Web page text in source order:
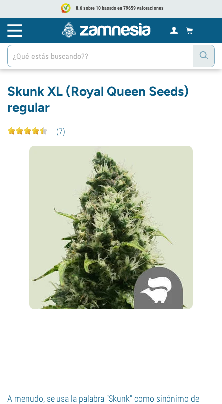
8.6 sobre 10 basado en 79659 valoraciones
Skunk XL (Royal Queen Seeds)
regular
(7)
A menudo, se usa la palabra "Skunk" como sinónimo de